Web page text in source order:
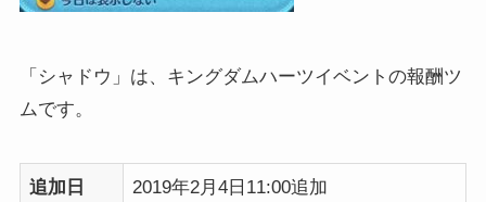
「シャドウ」は、キングダムハーツイベントの報酬ツ
ムです。
追加日 2019年2月4日11:00追加